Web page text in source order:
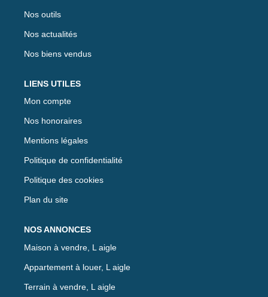
Nos outils
Nos actualités
Nos biens vendus
LIENS UTILES
Mon compte
Nos honoraires
Mentions légales
Politique de confidentialité
Politique des cookies
Plan du site
NOS ANNONCES
Maison à vendre, L aigle
Appartement à louer, L aigle
Terrain à vendre, L aigle